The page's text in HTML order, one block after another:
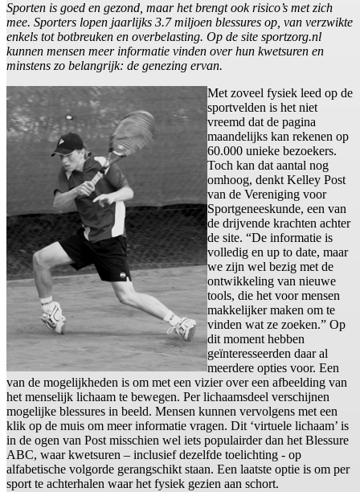
Sporten is goed en gezond, maar het brengt ook risico’s met zich
mee. Sporters lopen jaarlijks 3.7 miljoen blessures op, van verzwikte
enkels tot botbreuken en overbelasting. Op de site sportzorg.nl
kunnen mensen meer informatie vinden over hun kwetsuren en
minstens zo belangrijk: de genezing ervan.
Met zoveel fysiek leed op de
sportvelden is het niet
vreemd dat de pagina
maandelijks kan rekenen op
60.000 unieke bezoekers.
Toch kan dat aantal nog
omhoog, denkt Kelley Post
van de Vereniging voor
Sportgeneeskunde, een van
de drijvende krachten achter
de site. “De informatie is
volledig en up to date, maar
we zijn wel bezig met de
ontwikkeling van nieuwe
tools, die het voor mensen
makkelijker maken om te
vinden wat ze zoeken.” Op
dit moment hebben
geïnteresseerden daar al
meerdere opties voor. Een
van de mogelijkheden is om met een vizier over een afbeelding van
het menselijk lichaam te bewegen. Per lichaamsdeel verschijnen
mogelijke blessures in beeld. Mensen kunnen vervolgens met een
klik op de muis om meer informatie vragen. Dit ‘virtuele lichaam’ is
in de ogen van Post misschien wel iets populairder dan het Blessure
ABC, waar kwetsuren – inclusief dezelfde toelichting - op
alfabetische volgorde gerangschikt staan. Een laatste optie is om per
sport te achterhalen waar het fysiek gezien aan schort.